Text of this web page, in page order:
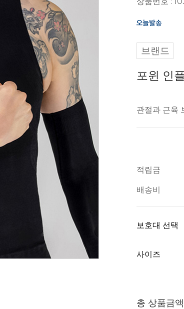
브랜드
포윈 인
관절과 근육
적립금
배송비
보호대 선택
사이즈
총 상품금액